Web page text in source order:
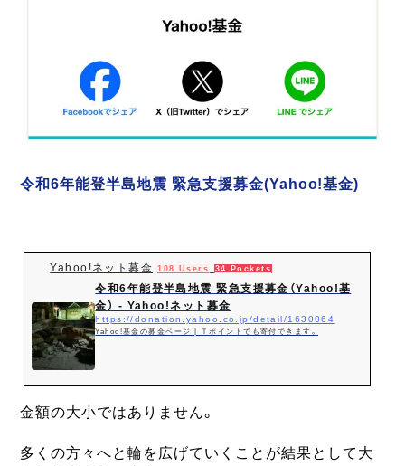
令和6年能登半島地震 緊急支援募金(Yahoo!基金)
Yahoo!ネット募金 108 Users 34 Pockets
令和6年能登半島地震 緊急支援募金（Yahoo!基
金） - Yahoo!ネット募金
https://donation.yahoo.co.jp/detail/1630064
Yahoo!基金の募金ページ | Ｔポイントでも寄付できます。
金額の大小ではありません。
多くの方々へと輪を広げていくことが結果として大